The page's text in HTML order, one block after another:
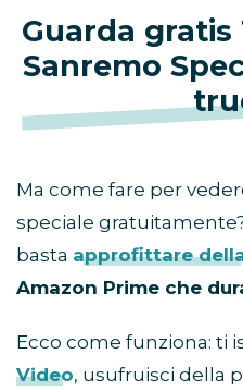
Guarda gratis
Sanremo
Ma come fare per
speciale
basta approfittare
Amazon Prime che
Ecco come funziona: ti
Video, usufruisci della